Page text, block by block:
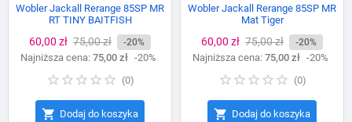
Wobler Jackall Rerange 85SP MR
RT TINY BAITFISH
Cena
60,00 zł Cena
podstawowa
75,00 zł -20%
Najniższa cena: 75,00 zł -20%
(0)
 Dodaj do koszyka
Wobler Jackall Rerange 85SP MR
Mat Tiger
Cena
60,00 zł Cena
podstawowa
75,00 zł -20%
Najniższa cena: 75,00 zł -20%
(0)
 Dodaj do koszyka